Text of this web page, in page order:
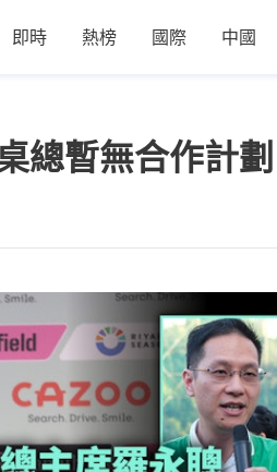
即時 熱榜 國際 中國
暫無合作計